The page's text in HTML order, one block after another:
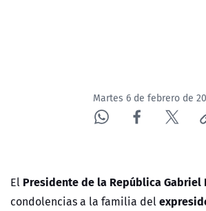
ÁREA DE PROYECTOS
Martes 6 de febrero de
El Presidente de la República Gabriel
condolencias a la familia del